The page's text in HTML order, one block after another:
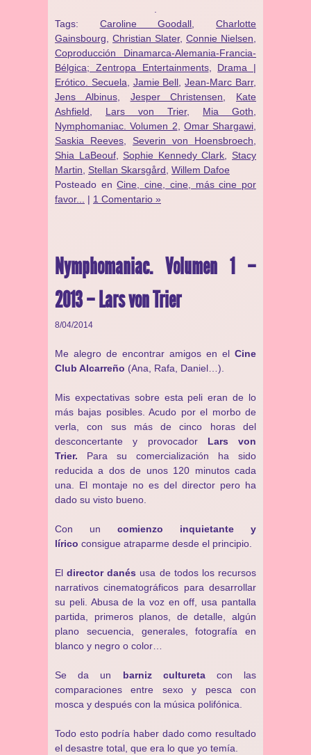
Tags: Caroline Goodall ,Charlotte
Gainsbourg
Christian Slater, Connie Nielsen
Coproducción Dinamarca-Alemania-Francia-
Bélgica; Zentropa Entertainments, Drama |
Erótico. Secuela
Jamie Bell ,Jean-Marc Barr,
Jens Albinus, Jesper Christensen
Kate
Ashfield
Lars von Trier, Mia Goth
Nymphomaniac. Volumen 2
Omar Shargawi
Saskia Reeves
Severin von Hoensbroech
Shia LaBeouf, Sophie Kennedy Clark
Stacy
Martin
Stellan Skarsgård Willem Dafoe
Posteado enCine, cine, cine, más cine por
favor...
| 1 Comentario »
Nymphomaniac. Volumen 1 –
2013 – Lars von Trier
8/04/2014
Me alegro de encontrar amigos en el Cine
Club Alcarreño (Ana, Rafa, Daniel…).
Mis expectativas sobre esta peli eran de lo
más bajas posibles. Acudo por el morbo de
verla, con sus más de cinco horas del
desconcertante y provocador Lars von
Trier. Para su comercialización ha sido
reducida a dos de unos 120 minutos cada
una. El montaje no es del director pero ha
dado su visto bueno.
Con un comienzo inquietante y
lírico consigue atraparme desde el principio.
Eldirector danés usa de todos los recursos
narrativos cinematográficos para desarrollar
su peli. Abusa de la voz en off, usa pantalla
partida, primeros planos, de detalle, algún
plano secuencia, generales, fotografía en
blanco y negro o color…
Se da un barniz culturetacon las
comparaciones entre sexo y pesca con
mosca y después con la música polifónica.
Todo esto podría haber dado como resultado
el desastre total, que era lo que yo temía.